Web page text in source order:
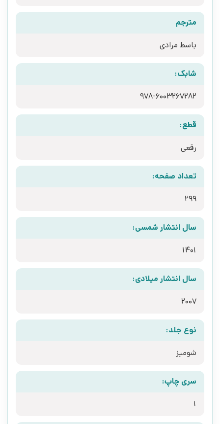
مترجم
باسط مرادی
شابک:
978-6003267282
قطع:
رقعی
تعداد صفحه:
299
سال انتشار شمسی:
1401
سال انتشار میلادی:
2007
نوع جلد:
شومیز
سری چاپ:
1